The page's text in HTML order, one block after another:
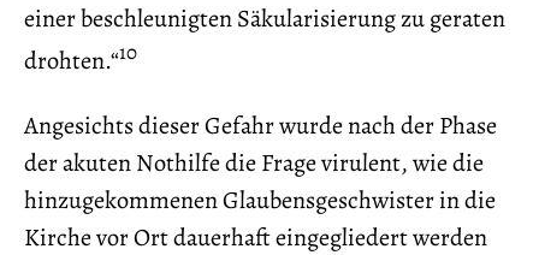
einer beschleunigten Säkularisierung zu geraten
drohten.“10
Angesichts dieser Gefahr wurde nach der Phase
der akuten Nothilfe die Frage virulent, wie die
hinzugekommenen Glaubensgeschwister in die
Kirche vor Ort dauerhaft eingegliedert werden